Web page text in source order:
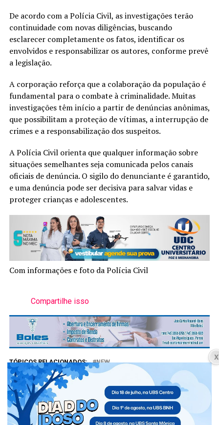
De acordo com a Polícia Civil, as investigações terão
continuidade com novas diligências, buscando
esclarecer completamente os fatos, identificar os
envolvidos e responsabilizar os autores, conforme prevê
a legislação.
A corporação reforça que a colaboração da população é
fundamental para o combate à criminalidade. Muitas
investigações têm início a partir de denúncias anônimas,
que possibilitam a proteção de vítimas, a interrupção de
crimes e a responsabilização dos suspeitos.
A Polícia Civil orienta que qualquer informação sobre
situações semelhantes seja comunicada pelos canais
oficiais de denúncia. O sigilo do denunciante é garantido,
e uma denúncia pode ser decisiva para salvar vidas e
proteger crianças e adolescentes.
Com informações e foto da Polícia Civil
Compartilhe isso
TÓPICOS RELACIONADOS: NEW
NÃO PERCA
Suspeito de furto é preso após invadir loja de
perfumaria durante a madrugada em Santa Terezinha de
Itaipu